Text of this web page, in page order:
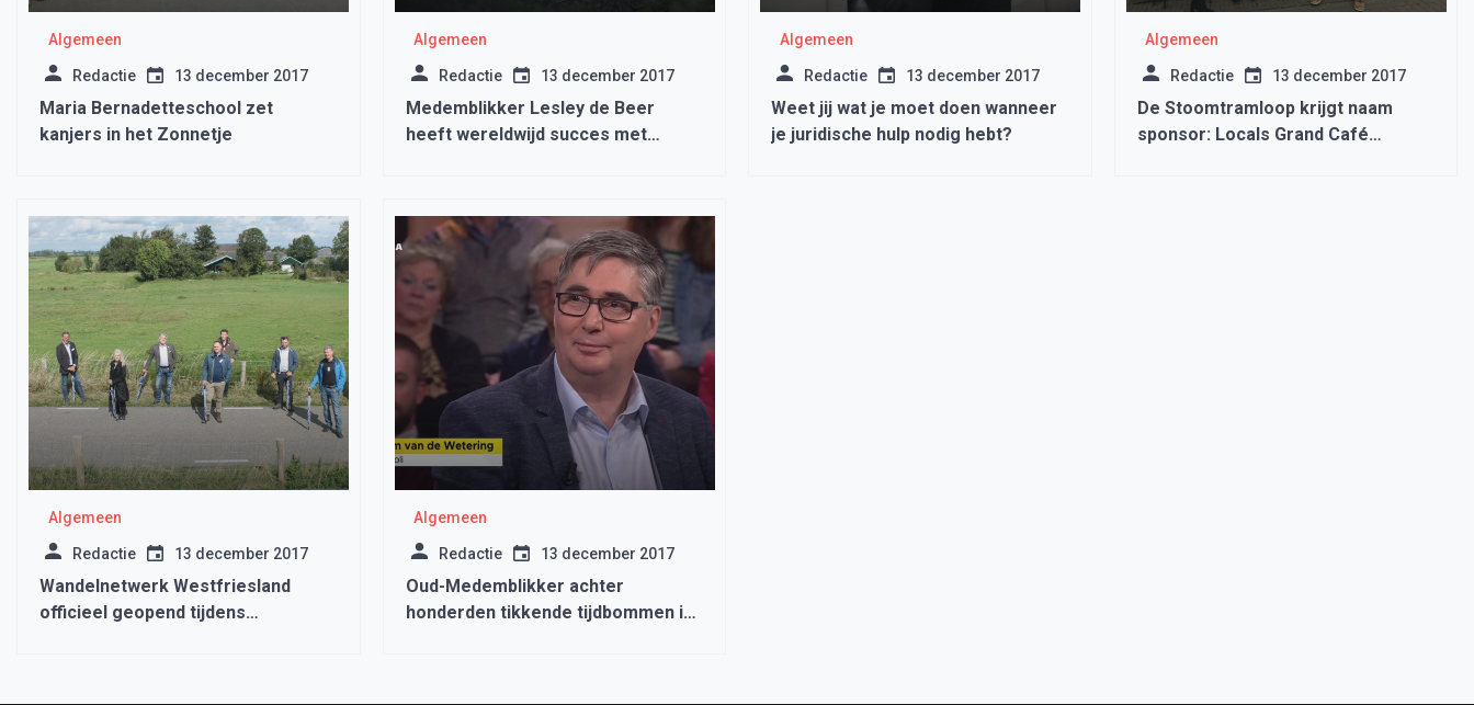
Algemeen
Redactie 13 december 2017
Maria Bernadetteschool zet
kanjers in het Zonnetje
Algemeen
Redactie 13 december 2017
Medemblikker Lesley de Beer
heeft wereldwijd succes met
Algemeen
Redactie 13 december 2017
Weet jij wat je moet doen wanneer
je juridische hulp nodig hebt?
Algemeen
Redactie 13 december 2017
De Stoomtramloop krijgt naam
sponsor: Locals Grand Café
Algemeen
Redactie 13 december 2017
Wandelnetwerk Westfriesland
officieel geopend tijdens
Algemeen
Redactie 13 december 2017
Oud-Medemblikker achter
honderden tikkende tijdbommen in